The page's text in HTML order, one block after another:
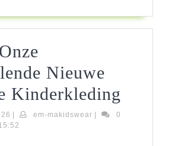
Nieuwe
Kinderkleding
24
januari
| em-makidswearem-
|
0